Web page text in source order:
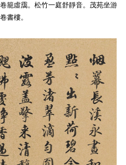
籠虛靄。松竹一庭舒靜音。茂苑坐游
書樓。